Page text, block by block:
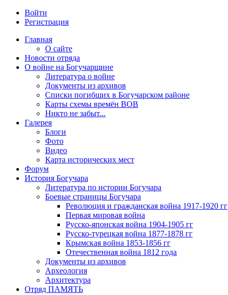
Войти
Регистрация
Главная
О сайте
Новости отряда
О войне на Богучарщине
Литература о войне
Документы из архивов
Списки погибших в Богучарском районе
Карты схемы времён ВОВ
Никто не забыт...
Галерея
Блоги
Фото
Видео
Карта исторических мест
Форум
История Богучара
Литература по истории Богучара
Боевые страницы Богучара
Революция и гражданская война 1917-1920 гг
Первая мировая война
Русско-японская война 1904-1905 гг
Русско-турецкая война 1877-1878 гг
Крымская война 1853-1856 гг
Отечественная война 1812 года
Документы из архивов
Археология
Архитектура
Отряд ПАМЯТЬ